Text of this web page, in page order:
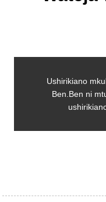
Ushirikiano
Ben.Ben ni